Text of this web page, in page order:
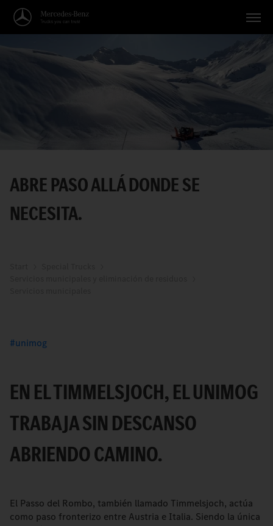
Español
ABRE PASO ALLÁ DONDE SE
NECESITA.
unimog
EN EL TIMMELSJOCH, EL UNIMOG
TRABAJA SIN DESCANSO
ABRIENDO CAMINO.
El Passo del Rombo, también llamado Timmelsjoch, actúa
como paso fronterizo entre Austria e Italia. Siendo la única